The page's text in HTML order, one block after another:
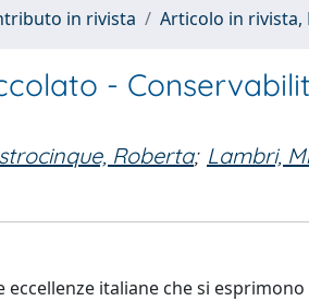
in rivista Articolo in rivista,
-
Roberta; Lambri,
eccellenze italiane che si